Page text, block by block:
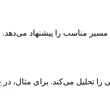
را پیشنهاد می‌دهد.
را تحلیل می‌کند. برای مثال، در